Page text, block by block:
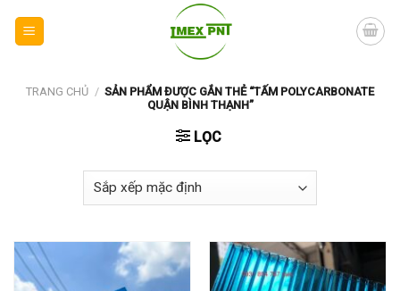
TRANG CHỦ / SẢN PHẨM ĐƯỢC GẮN THẺ “TẤM POLYCARBONATE
QUẬN BÌNH THẠNH”
LỌC